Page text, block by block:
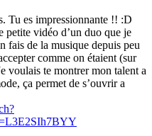
Tu es impressionnante !! :D
petite vidéo d’un duo que je
fais de la musique depuis peu
comme on étaient (sur
voulais te montrer mon talent a
ça permet de s’ouvrir a